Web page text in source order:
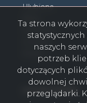
Ulubione
Kontakt
social media
Ta strona
naszych
potrzeb
dotyczących
dowolnej
przeglądarki.